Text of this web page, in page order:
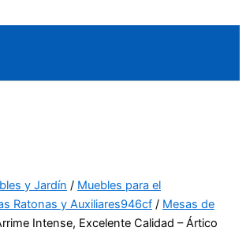
y Jardín / Muebles para el
Ratonas y Auxiliares946cf / Mesas de
Intense, Excelente Calidad – Ártico